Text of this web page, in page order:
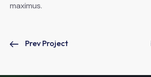
maximus.
Prev Project